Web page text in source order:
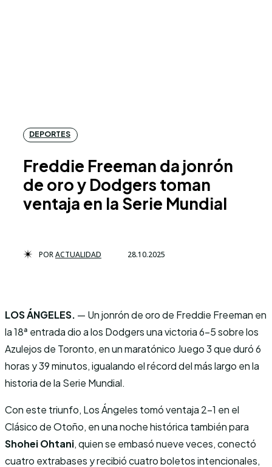
DEPORTES
Freddie Freeman da jonrón
de oro y Dodgers toman
ventaja en la Serie Mundial
PORACTUALIDAD 28.10.2025
LOS ÁNGELES. — Un jonrón de oro de Freddie Freeman en
la 18ª entrada dio a los Dodgers una victoria 6-5 sobre los
Azulejos de Toronto, en un maratónico Juego 3 que duró 6
horas y 39 minutos, igualando el récord del más largo en la
historia de la Serie Mundial.
Con este triunfo, Los Ángeles tomó ventaja 2-1 en el
Clásico de Otoño, en una noche histórica también para
Shohei Ohtani, quien se embasó nueve veces, conectó
cuatro extrabases y recibió cuatro boletos intencionales,